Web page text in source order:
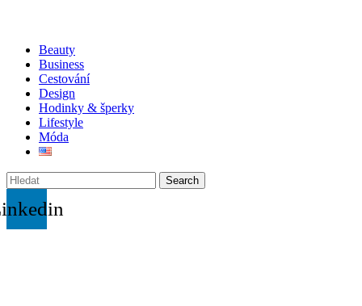
Beauty
Business
Cestování
Design
Hodinky & šperky
Lifestyle
Móda
Search